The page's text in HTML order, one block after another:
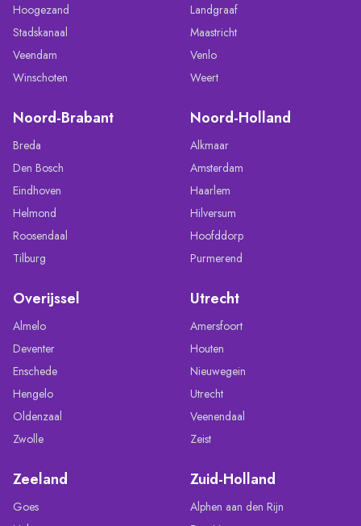
Hoogezand
Stadskanaal
Veendam
Winschoten
Landgraaf
Maastricht
Venlo
Weert
Noord-Brabant
Breda
Den Bosch
Eindhoven
Helmond
Roosendaal
Tilburg
Noord-Holland
Alkmaar
Amsterdam
Haarlem
Hilversum
Hoofddorp
Purmerend
Overijssel
Almelo
Deventer
Enschede
Hengelo
Oldenzaal
Zwolle
Utrecht
Amersfoort
Houten
Nieuwegein
Utrecht
Veenendaal
Zeist
Zeeland
Goes
Zuid-Holland
Alphen aan den Rijn